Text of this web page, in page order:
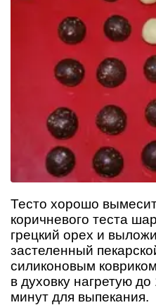
Тесто хорошо
коричневого теста
грецкий орех и
застеленный
силиконовым
в духовку нагретую
минут для выпекания.